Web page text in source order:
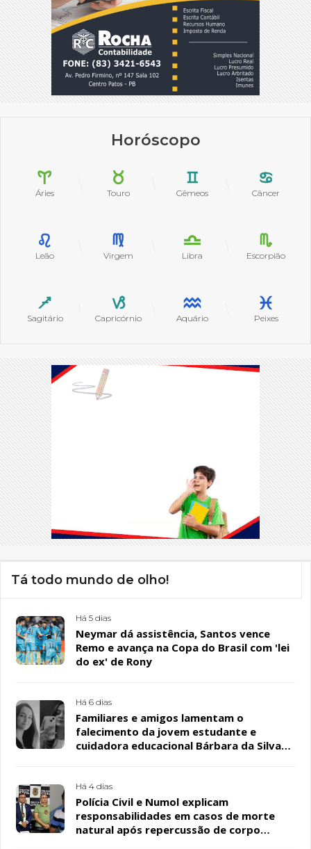
Horóscopo
Áries Touro Gêmeos Câncer
Leão Virgem Libra Escorpião
Sagitário Capricórnio Aquário Peixes
Tá todo mundo de olho!
Há 5 dias
Neymar dá assistência, Santos vence
Remo e avança na Copa do Brasil com 'lei
do ex' de Rony
Há 6 dias
Familiares e amigos lamentam o
falecimento da jovem estudante e
cuidadora educacional Bárbara da Silva
Há 4 dias
Polícia Civil e Numol explicam
responsabilidades em casos de morte
natural após repercussão de corpo